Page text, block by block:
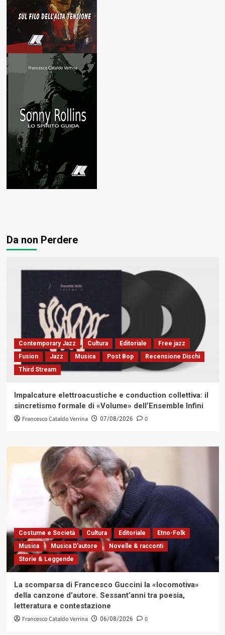
Da non Perdere
Contemporary Jazz Cultura Editoriale
Free jazz
Fusion
Jazz Musica Post Bop
Recensione Dischi
Third Stream
Impalcature elettroacustiche e conduction collettiva: il
sincretismo formale di «Volume» dell’Ensemble Infini
Francesco Cataldo Verrina 07/08/2026 0
Costume e Società Cultura Editoriale
Etno-Folk
Musica
Musica D'autore
Novelle & racconti
Storie & Leggende
La scomparsa di Francesco Guccini la «locomotiva»
della canzone d’autore. Sessant’anni tra poesia,
letteratura e contestazione
Francesco Cataldo Verrina 06/08/2026 0